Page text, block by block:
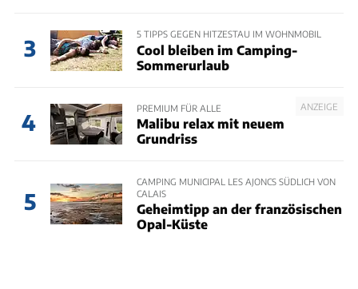
3
5 TIPPS GEGEN HITZESTAU IM WOHNMOBIL
Cool bleiben im Camping-
Sommerurlaub
4
ANZEIGE
PREMIUM FÜR ALLE
Malibu relax mit neuem
Grundriss
5
CAMPING MUNICIPAL LES AJONCS SÜDLICH VON
CALAIS
Geheimtipp an der französischen
Opal-Küste